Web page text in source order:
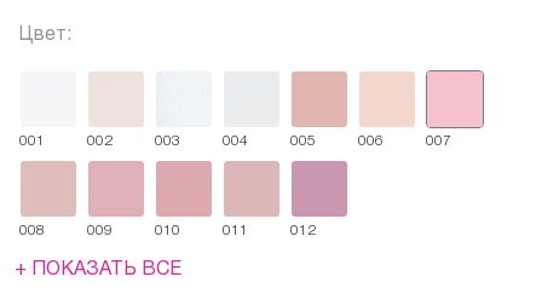
Цвет:
001 002 003 004 005 006 007
008 009 010 011 012
+ ПОКАЗАТЬ ВСЕ